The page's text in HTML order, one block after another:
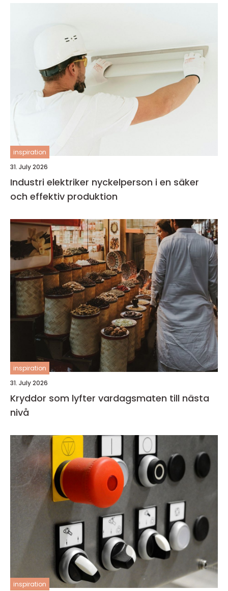
inspiration
31. July 2026
Industri elektriker nyckelperson i en säker
och effektiv produktion
inspiration
31. July 2026
Kryddor som lyfter vardagsmaten till nästa
nivå
inspiration